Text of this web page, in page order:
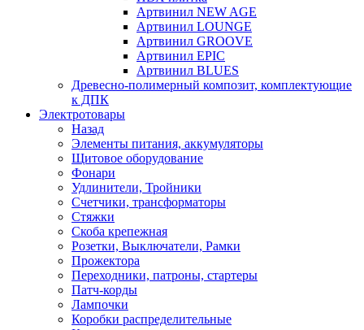
Артвинил NEW AGE
Артвинил LOUNGE
Артвинил GROOVE
Артвинил EPIC
Артвинил BLUES
Древесно-полимерный композит, комплектующие
к ДПК
Электротовары
Назад
Элементы питания, аккумуляторы
Щитовое оборудование
Фонари
Удлинители, Тройники
Счетчики, трансформаторы
Стяжки
Скоба крепежная
Розетки, Выключатели, Рамки
Прожектора
Переходники, патроны, стартеры
Патч-корды
Лампочки
Коробки распределительные